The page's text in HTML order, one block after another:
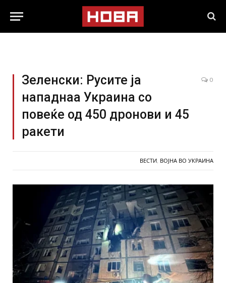
Зеленски: Русите ја
нападнаа Украина со
повеќе од 450 дронови и 45
ракети
0
ВЕСТИ ВОЈНА ВО УКРАИНА